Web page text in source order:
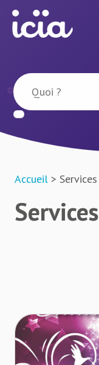
Accueil > Services
Services